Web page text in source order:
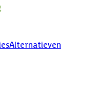
Alternatieven
een duurzame